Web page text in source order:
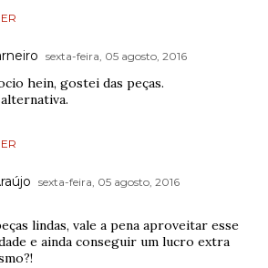
sexta-feira, 05 agosto, 2016
hein, gostei das peças.
sexta-feira, 05 agosto, 2016
lindas, vale a pena aproveitar esse
e ainda conseguir um lucro extra